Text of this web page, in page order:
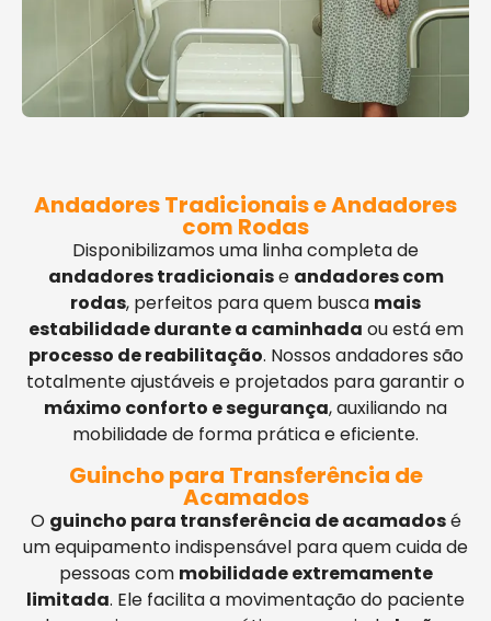
Andadores Tradicionais e Andadores
com Rodas
Disponibilizamos uma linha completa de
andadores tradicionaise andadores com
rodas, perfeitos para quem busca mais
estabilidade durante a caminhada ou está em
processo de reabilitação. Nossos andadores são
totalmente ajustáveis e projetados para garantir o
máximo conforto e segurança, auxiliando na
mobilidade de forma prática e eficiente.
Guincho para Transferência de
Acamados
O guincho para transferência de acamadosé
um equipamento indispensável para quem cuida de
pessoas com mobilidade extremamente
limitada. Ele facilita a movimentação do paciente